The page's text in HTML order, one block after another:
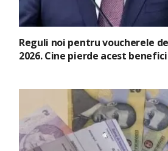
Reguli noi pentru voucherele
2026. Cine pierde acest